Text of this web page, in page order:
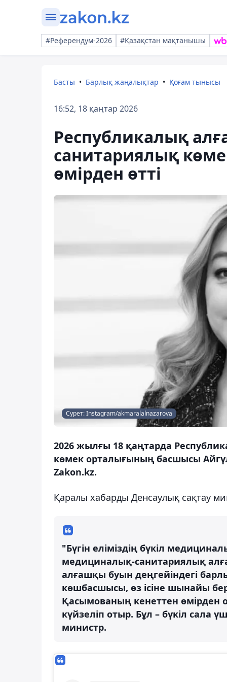
#Референдум-2026 #Қазақстан мақтанышы
Басты Барлық жаңалықтар Қоғам тынысы
16:52, 18 қаңтар 2026
Республикалық
санитариялық
өмірден өтті
Сурет: Instagram/akmaralalnazarova
2026 жылғы 18 қаңтарда
көмек орталығының басшысы
Zakon.kz.
Қаралы хабарды Денсаулық сақтау
"Бүгін еліміздің бүкіл
медициналық-санитариялық
алғашқы буын деңгейіндегі
көшбасшысы, өз ісіне шынайы
Қасымованың кенеттен өмірден
күйзеліп отыр. Бұл – бүкіл сала
министр.